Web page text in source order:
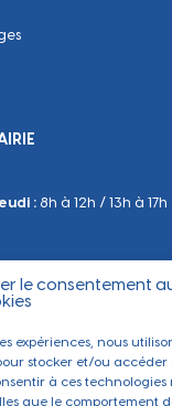
le consentement
expériences, nous
stocker et/ou
à ces
que le comportement
: 8h à 12h / 13h à 17h